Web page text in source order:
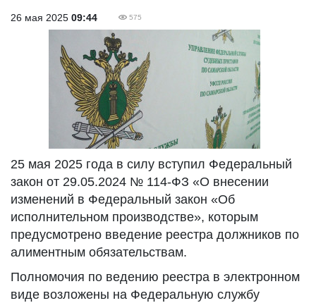
26 мая 2025 09:44 575
25 мая 2025 года в силу вступил Федеральный
закон от 29.05.2024 № 114-ФЗ «О внесении
изменений в Федеральный закон «Об
исполнительном производстве», которым
предусмотрено введение реестра должников по
алиментным обязательствам.
Полномочия по ведению реестра в электронном
виде возложены на Федеральную службу